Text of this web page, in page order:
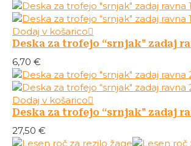
Dodaj v košarico
Deska za trofejo “srnjak" zadaj
6,70 €
Dodaj v košarico
Deska za trofejo “srnjak" zadaj
27,50 €